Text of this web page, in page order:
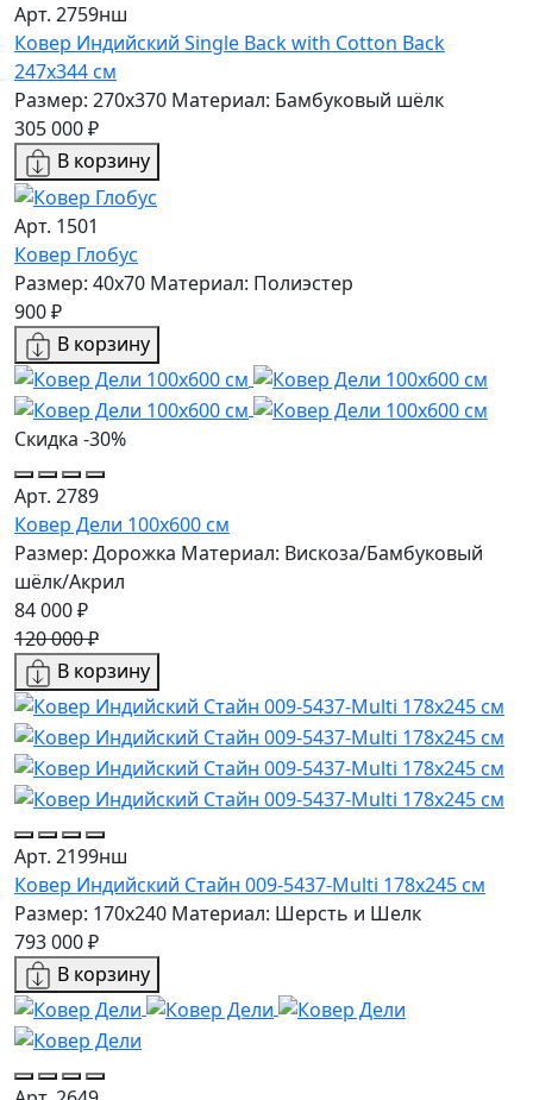
Арт. 2759нш
Ковер Индийский Single Back with Cotton Back
247x344 см
Размер: 270x370 Материал: Бамбуковый шёлк
305 000 ₽
В корзину
Арт. 1501
Ковер Глобус
Размер: 40х70 Материал: Полиэстер
900 ₽
В корзину
Скидка -30%
Арт. 2789
Ковер Дели 100х600 см
Размер: Дорожка Материал: Вискоза/Бамбуковый
шёлк/Акрил
84 000 ₽
120 000 ₽
В корзину
Арт. 2199нш
Ковер Индийский Стайн 009-5437-Multi 178x245 см
Размер: 170x240 Материал: Шерсть и Шелк
793 000 ₽
В корзину